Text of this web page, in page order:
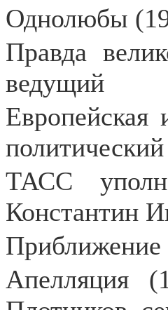
Однолюбы
Правда
ведущий
Европейская
политический
ТАСС
Константин
Приближение
Апелляция